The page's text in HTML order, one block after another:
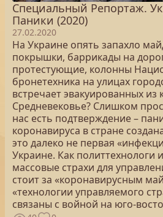
Специальный Репортаж.
Паники (2020)
27.02.2020
На Украине опять запахло
покрышки, баррикады на
протестующие, колонны
бронетехника на улицах
встречает эвакуированных из
Средневековье? Слишком
нас есть подтверждение –
коронавируса в стране
это далеко не первая
Украине. Как политтехнологи
массовые страхи для
стоит за «коронавирусным
«технологии управляемого
связаны с войной на юго-